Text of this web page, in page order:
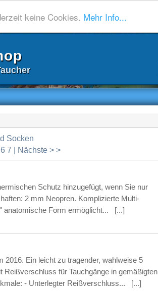
keine Cookies. Mehr Info...
Socken
6 7 | Nächste > >
Schutz hinzugefügt, wenn Sie nur
2 mm Neopren. Komplizierte Multi-
anatomische Form ermöglicht... [...]
2016. Ein leicht zu tragender, wahlweise 5
Reißverschluss für Tauchgänge in gemäßigten
- Unterlegter Reißverschluss... [...]